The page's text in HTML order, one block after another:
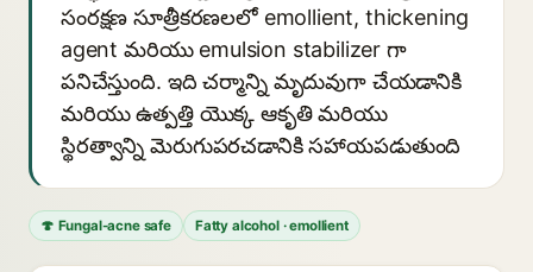
సంరక్షణ సూత్రీకరణలలో emollient, thickening
agent మరియు emulsion stabilizer గా
పనిచేస్తుంది. ఇది చర్మాన్ని మృదువుగా చేయడానికి
మరియు ఉత్పత్తి యొక్క ఆకృతి మరియు
స్థిరత్వాన్ని మెరుగుపరచడానికి సహాయపడుతుంది
🍄 Fungal-acne safe Fatty alcohol · emollient